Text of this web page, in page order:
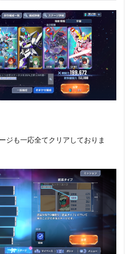
ジも一応全てクリアしておりま